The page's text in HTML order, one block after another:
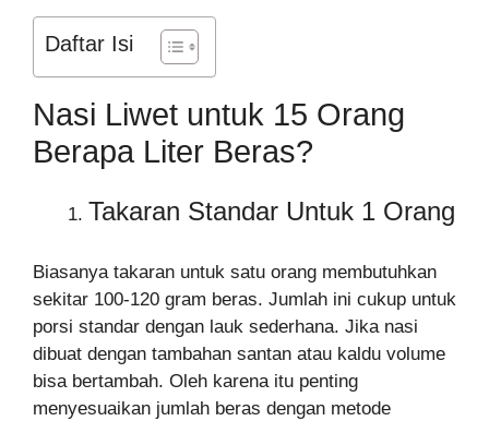
Daftar Isi
Nasi Liwet untuk 15 Orang
Berapa Liter Beras?
Takaran Standar Untuk 1 Orang
Biasanya takaran untuk satu orang membutuhkan
sekitar 100-120 gram beras. Jumlah ini cukup untuk
porsi standar dengan lauk sederhana. Jika nasi
dibuat dengan tambahan santan atau kaldu volume
bisa bertambah. Oleh karena itu penting
menyesuaikan jumlah beras dengan metode